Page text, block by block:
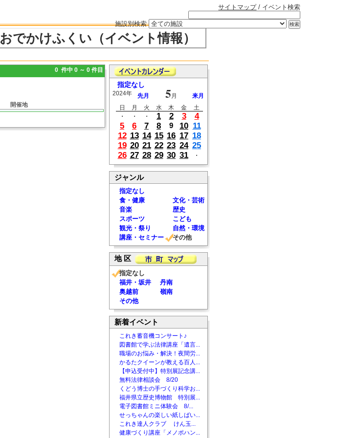
サイトマップ/ イベント検索
施設別検索
おでかけふくい（イベント情報）
0 件中 0 ～ 0 件目
開催地
指定なし
2024年 先月 5 月
来月
日
月 火 水 木 金
土
・
・ ・ 1 2 3
4
5
6 7 8 9 10 11
12 13 14 15 16 17 18
19 20 21 22 23 24 25
26 27 28 29 30 31 ・
ジャンル
指定なし
食・健康
文化・芸術
音楽
歴史
スポーツ
こども
観光・祭り
自然・環境
講座・セミナー
その他
地 区
指定なし
福井・坂井
丹南
奥越前
嶺南
その他
新着イベント
これき蓄音機コンサート♪
図書館で学ぶ法律講座「遺言...
職場のお悩み・解決！夜間労...
かるたクイーンが教える百人...
【申込受付中】特別展記念講...
無料法律相談会 8/20
くどう博士の手づくり科学お...
福井県立歴史博物館 特別展...
電子図書館ミニ体験会 8/...
せっちゃんの楽しい紙しばい...
これき達人クラブ けん玉...
健康づくり講座「メノポハン...